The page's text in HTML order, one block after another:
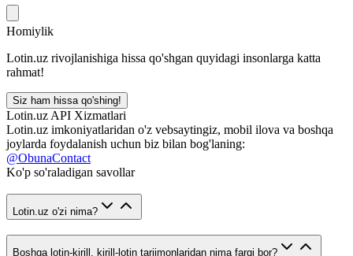
Homiylik
Lotin.uz rivojlanishiga hissa qo'shgan quyidagi insonlarga katta
rahmat!
Siz ham hissa qo'shing!
Lotin.uz API Xizmatlari
Lotin.uz imkoniyatlaridan o'z vebsaytingiz, mobil ilova va boshqa
joylarda foydalanish uchun biz bilan bog'laning:
@ObunaContact
Ko'p so'raladigan savollar
Lotin.uz o'zi nima?
Boshqa lotin-kirill, kirill-lotin tarjimonlaridan nima farqi bor?